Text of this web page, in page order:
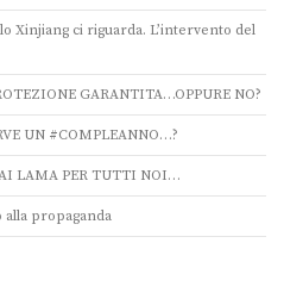
Xinjiang ci riguarda. L’intervento del
GARANTITA…OPPURE NO?
UN #COMPLEANNO…?
LAMA PER TUTTI NOI…
alla propaganda